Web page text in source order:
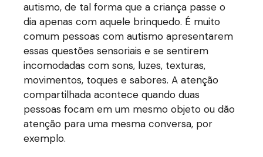
autismo, de tal forma que a criança passe o
dia apenas com aquele brinquedo. É muito
comum pessoas com autismo apresentarem
essas questões sensoriais e se sentirem
incomodadas com sons, luzes, texturas,
movimentos, toques e sabores. A atenção
compartilhada acontece quando duas
pessoas focam em um mesmo objeto ou dão
atenção para uma mesma conversa, por
exemplo.